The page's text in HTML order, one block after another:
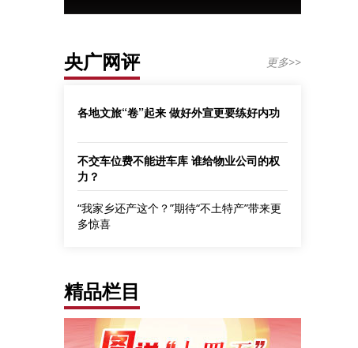
央广网评 更多>>
各地文旅“卷”起来 做好外宣更要练好内功
不交车位费不能进车库 谁给物业公司的权
力？
“我家乡还产这个？”期待“不土特产”带来更
多惊喜
精品栏目